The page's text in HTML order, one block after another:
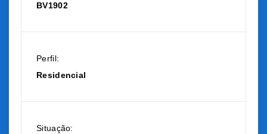
BV1902
Perfil:
Residencial
Situação: